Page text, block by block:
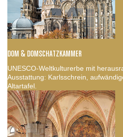
DOM & DOMSCHATZKAMMER
UNESCO-Weltkulturerbe mit
Ausstattung: Karlsschrein,
Altartafel.